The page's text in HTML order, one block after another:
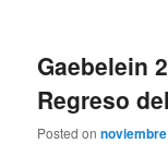
Gaebelein
Regreso
Posted on